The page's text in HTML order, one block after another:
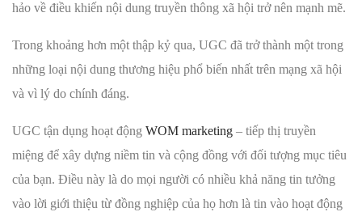
hảo về điều khiến nội dung truyền thông xã hội trở nên mạnh mẽ.
Trong khoảng hơn một thập kỷ qua, UGC đã trở thành một trong
những loại nội dung thương hiệu phổ biến nhất trên mạng xã hội
và vì lý do chính đáng.
UGC tận dụng hoạt động WOM marketing – tiếp thị truyền
miệng để xây dựng niềm tin và cộng đồng với đối tượng mục tiêu
của bạn. Điều này là do mọi người có nhiều khả năng tin tưởng
vào lời giới thiệu từ đồng nghiệp của họ hơn là tin vào hoạt động